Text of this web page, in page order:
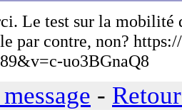
Le test sur la mobilité
par contre, non?
uo3BGnaQ8
-